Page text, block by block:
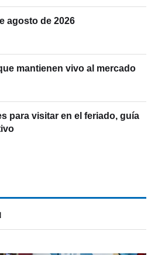
agosto de 2026
mantienen vivo al mercado
para visitar en el feriado, guía